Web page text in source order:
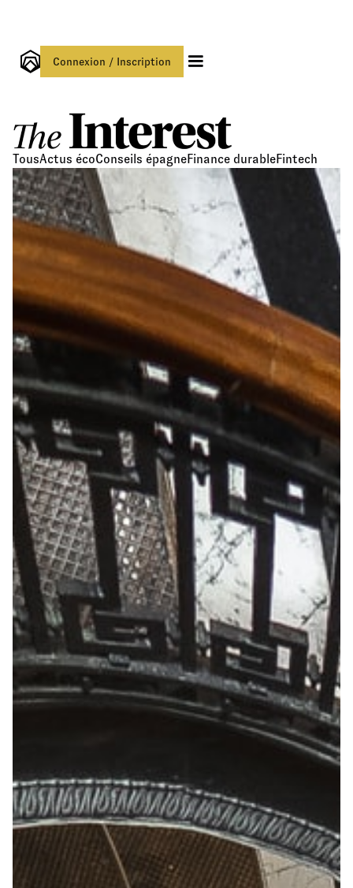
Connexion / Inscription
TousActus écoConseils épagneFinance durableFintech